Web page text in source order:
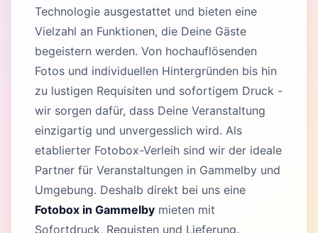
Technologie ausgestattet und bieten eine
Vielzahl an Funktionen, die Deine Gäste
begeistern werden. Von hochauflösenden
Fotos und individuellen Hintergründen bis hin
zu lustigen Requisiten und sofortigem Druck -
wir sorgen dafür, dass Deine Veranstaltung
einzigartig und unvergesslich wird. Als
etablierter Fotobox-Verleih sind wir der ideale
Partner für Veranstaltungen in Gammelby und
Umgebung. Deshalb direkt bei uns eine
Fotobox in Gammelby mieten mit
Sofortdruck, Requisten und Lieferung.